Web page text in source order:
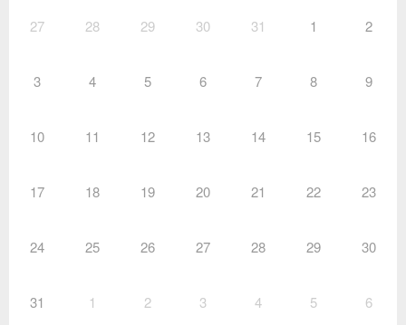
27 28 29 30 31 1 2
3 4 5 6 7 8 9
10 11 12 13 14 15 16
17 18 19 20 21 22 23
24 25 26 27 28 29 30
31 1 2 3 4 5 6